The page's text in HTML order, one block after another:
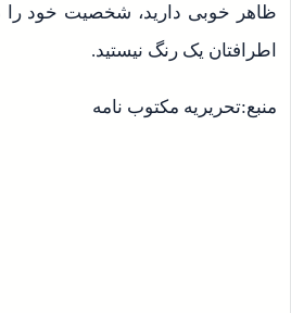
ظاهر خوبی دارید، شخصیت خود را
اطرافتان یک رنگ نیستید.
منبع:تحریریه مکتوب نامه